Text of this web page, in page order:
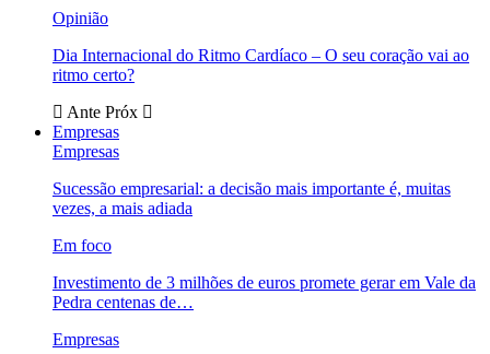
Opinião
Dia Internacional do Ritmo Cardíaco – O seu coração vai ao
ritmo certo?
Ante Próx
Empresas
Empresas
Sucessão empresarial: a decisão mais importante é, muitas
vezes, a mais adiada
Em foco
Investimento de 3 milhões de euros promete gerar em Vale da
Pedra centenas de…
Empresas